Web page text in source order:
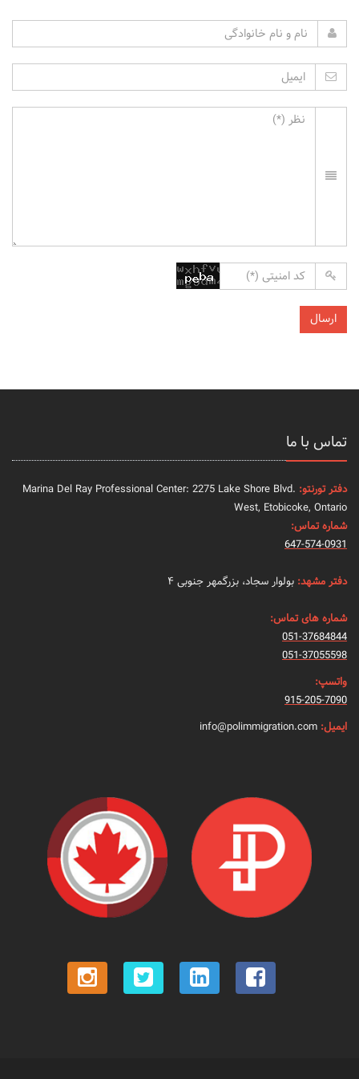
تماس با ما
دفتر تورنتو: Marina Del Ray Professional Center: 2275 Lake Shore Blvd.
West, Etobicoke, Ontario
شماره تماس:
647-574-0931
دفتر مشهد: بولوار سجاد، بزرگمهر جنوبی ۴
شماره های تماس:
051-37684844
051-37055598
واتسپ:
915-205-7090
ایمیل: